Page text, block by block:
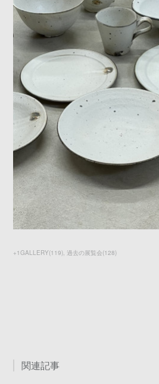
+1GALLERY(119) 過去の展覧会(128)
関連記事